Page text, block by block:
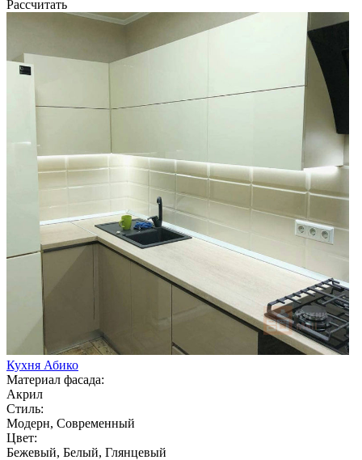
Рассчитать
Кухня Абико
Материал фасада:
Акрил
Стиль:
Модерн, Современный
Цвет:
Бежевый, Белый, Глянцевый